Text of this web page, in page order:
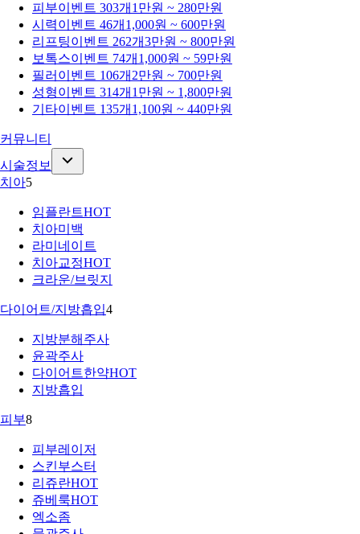
피부이벤트 303개 1만원 ~ 280만원
시력이벤트 46개 1,000원 ~ 600만원
리프팅이벤트 262개3만원 ~ 800만원
보톡스이벤트 74개 1,000원 ~ 59만원
필러 이벤트 106개 2만원 ~ 700만원
성형이벤트 314개 1만원 ~ 1,800만원
기타이벤트 135개 1,100원 ~ 440만원
커뮤니티
시술정보
치아5
임플란트HOT
치아미백
라미네이트
치아교정HOT
크라운/브릿지
다이어트/지방흡입4
지방분해주사
윤곽주사
다이어트한약HOT
지방흡입
피부8
피부레이저
스킨부스터
리쥬란HOT
쥬베룩HOT
엑소좀